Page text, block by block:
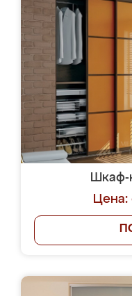
Шкаф-
Цена: